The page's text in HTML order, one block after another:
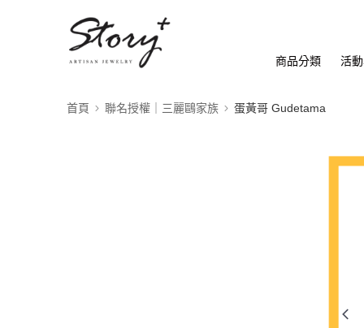
商品分類 活
首頁 聯名授權｜三麗鷗家族 蛋黃哥 Gudetama